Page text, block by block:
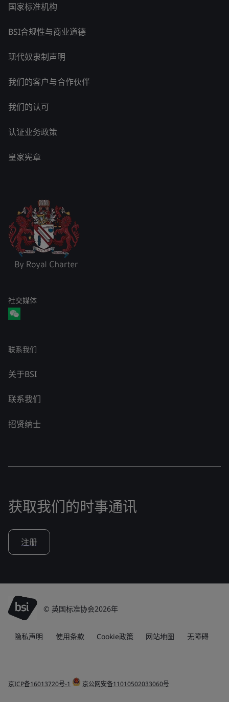
国家标准机构
BSI合规性与商业道德
现代奴隶制声明
我们的客户与合作伙伴
我们的认可
认证业务政策
皇家宪章
社交媒体
联系我们
关于BSI
联系我们
招贤纳士
获取我们的时事通讯
注册
© 英国标准协会2026年
隐私声明 使用条款 Cookie政策 网站地图 无障碍
京ICP备16013720号-1 京公网安备11010502033060号